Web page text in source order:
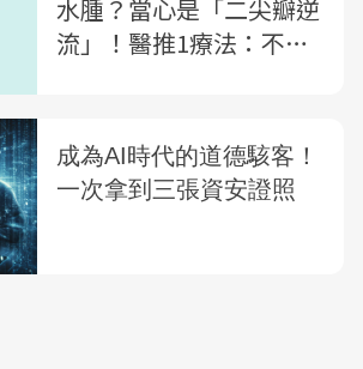
水腫？當心是「二尖瓣逆
流」！醫推1療法：不需